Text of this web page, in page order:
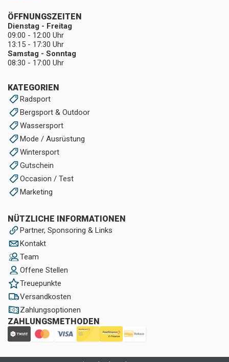
KATEGORIEN
Radsport
Bergsport & Outdoor
Wassersport
Mode / Ausrüstung
Wintersport
Gutschein
Occasion / Test
Marketing
NÜTZLICHE INFORMATIONEN
Partner, Sponsoring & Links
Kontakt
Team
Offene Stellen
Treuepunkte
Versandkosten
Zahlungsoptionen
ZAHLUNGSMETHODEN
ÖFFNUNGSZEITEN
Dienstag - Freitag
09:00 - 12:00 Uhr
13:15 - 17:30 Uhr
Samstag - Sonntag
08:30 - 17:00 Uhr